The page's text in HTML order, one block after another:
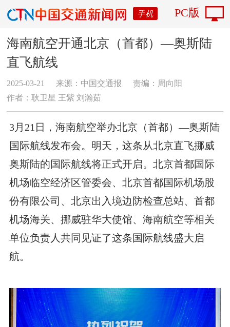
手机 PC版
海南航空开通北京（首都）—奥斯陆
直飞航线
2025-03-21 来源：中国交通报
责编：周向阳
作者：耿卫星 王紫 刘瀚茹
3月21日，海南航空举办北京（首都）—奥斯陆
国际航线发布会。明天，这条从北京直飞挪威
奥斯陆的国际航线将正式开启。北京首都国际
机场临空经济区管委会、北京首都国际机场股
份有限公司、北京出入境边防检查总站、首都
机场海关、挪威驻华大使馆、海南航空等相关
单位负责人共同见证了这条国际航线盛大启
航。